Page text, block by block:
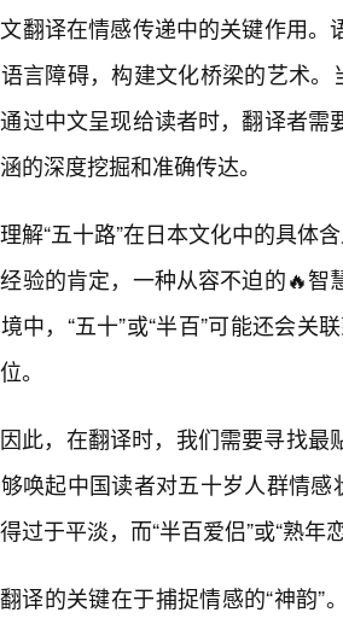
翻译在情感传递中的关键作用
言障碍，构建文化桥梁的艺术
过中文呈现给读者时，翻译者
的深度挖掘和准确传达。
理解“五十路”在日本文化中的具体
验的肯定，一种从容不迫的🔥
中，“五十”或“半百”可能还会关
。
因此，在翻译时，我们需要寻找
唤起中国读者对五十岁人群情
过于平淡，而“半百爱侣”或“熟
翻译的关键在于捕捉情感的“神韵